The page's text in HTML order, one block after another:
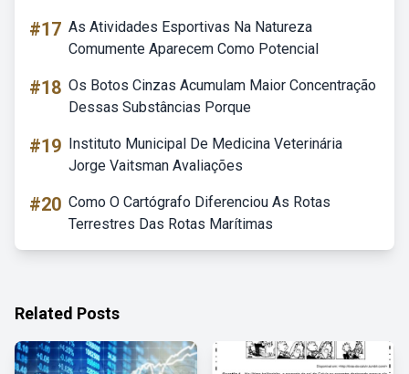
#17 As Atividades Esportivas Na Natureza
Comumente Aparecem Como Potencial
#18 Os Botos Cinzas Acumulam Maior Concentração
Dessas Substâncias Porque
#19 Instituto Municipal De Medicina Veterinária
Jorge Vaitsman Avaliações
#20 Como O Cartógrafo Diferenciou As Rotas
Terrestres Das Rotas Marítimas
Related Posts